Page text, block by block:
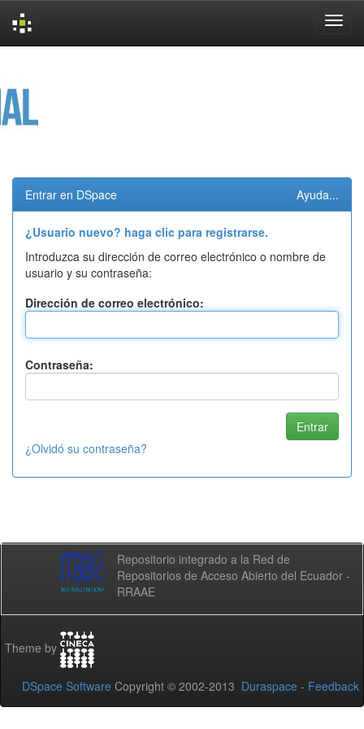
Entrar en DSpace Ayuda...
¿Usuario nuevo? haga clic para registrarse.
Introduzca su dirección de correo electrónico o nombre de
usuario y su contraseña:
Dirección de correo electrónico:
Contraseña:
¿Olvidó su contraseña?
Repositorio integrado a la Red de
Repositorios de Acceso Abierto del Ecuador -
RRAAE
Theme by
DSpace Software Copyright © 2002-2013 Duraspace - Feedback